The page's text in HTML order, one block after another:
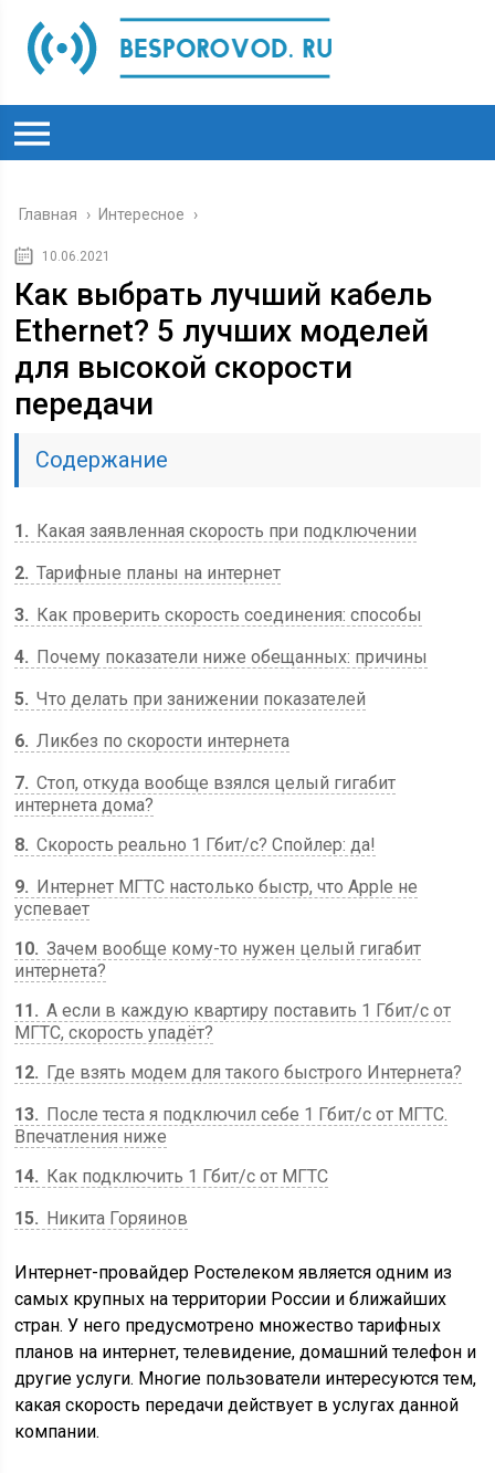
Главная › Интересное ›
10.06.2021
Как выбрать лучший кабель
Ethernet? 5 лучших моделей
для высокой скорости
передачи
Содержание
1
Какая заявленная скорость при подключении
2 Тарифные планы на интернет
3
Как проверить скорость соединения: способы
4
Почему показатели ниже обещанных: причины
5 Что делать при занижении показателей
6 Ликбез по скорости интернета
7 Стоп, откуда вообще взялся целый гигабит
интернета дома?
8 Скорость реально 1 Гбит/с? Спойлер: да!
9
Интернет МГТС настолько быстр, что Apple не
успевает
10 Зачем вообще кому-то нужен целый гигабит
интернета?
11
А если в каждую квартиру поставить 1 Гбит/с от
МГТС, скорость упадёт?
12
Где взять модем для такого быстрого Интернета?
13
После теста я подключил себе 1 Гбит/с от МГТС.
Впечатления ниже
14
Как подключить 1 Гбит/с от МГТС
15
Никита Горяинов
Интернет-провайдер Ростелеком является одним из
самых крупных на территории России и ближайших
стран. У него предусмотрено множество тарифных
планов на интернет, телевидение, домашний телефон и
другие услуги. Многие пользователи интересуются тем,
какая скорость передачи действует в услугах данной
компании.